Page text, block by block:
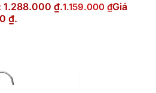
1.288.000 ₫.1.159.000 ₫Giá
₫.